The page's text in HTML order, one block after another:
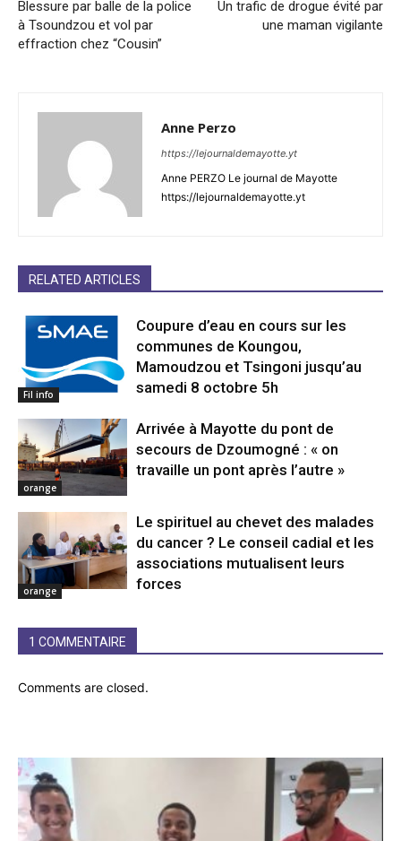
Blessure par balle de la police
à Tsoundzou et vol par
effraction chez “Cousin”
Un trafic de drogue évité par
une maman vigilante
Anne Perzo
https://lejournaldemayotte.yt
Anne PERZO Le journal de Mayotte
https://lejournaldemayotte.yt
RELATED ARTICLES
Fil info
Coupure d’eau en cours sur les
communes de Koungou,
Mamoudzou et Tsingoni jusqu’au
samedi 8 octobre 5h
orange
Arrivée à Mayotte du pont de
secours de Dzoumogné : « on
travaille un pont après l’autre »
orange
Le spirituel au chevet des malades
du cancer ? Le conseil cadial et les
associations mutualisent leurs
forces
1 COMMENTAIRE
Comments are closed.